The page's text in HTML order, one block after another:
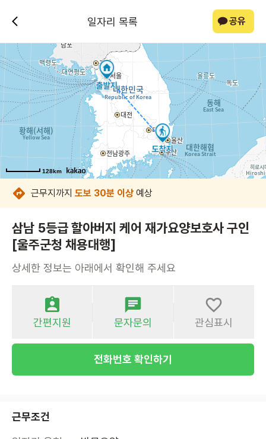
일자리 목록 공유
128km
128km
128km
128km
128km
128km
128km
128km
근무지까지 도보 30분 이상 예상
삼남 5등급 할아버지 케어 재가요양보호사 구인
[울주군청 채용대행]
상세한 정보는 아래에서 확인해 주세요
간편지원 문자문의 관심표시
전화번호 확인하기
근무조건